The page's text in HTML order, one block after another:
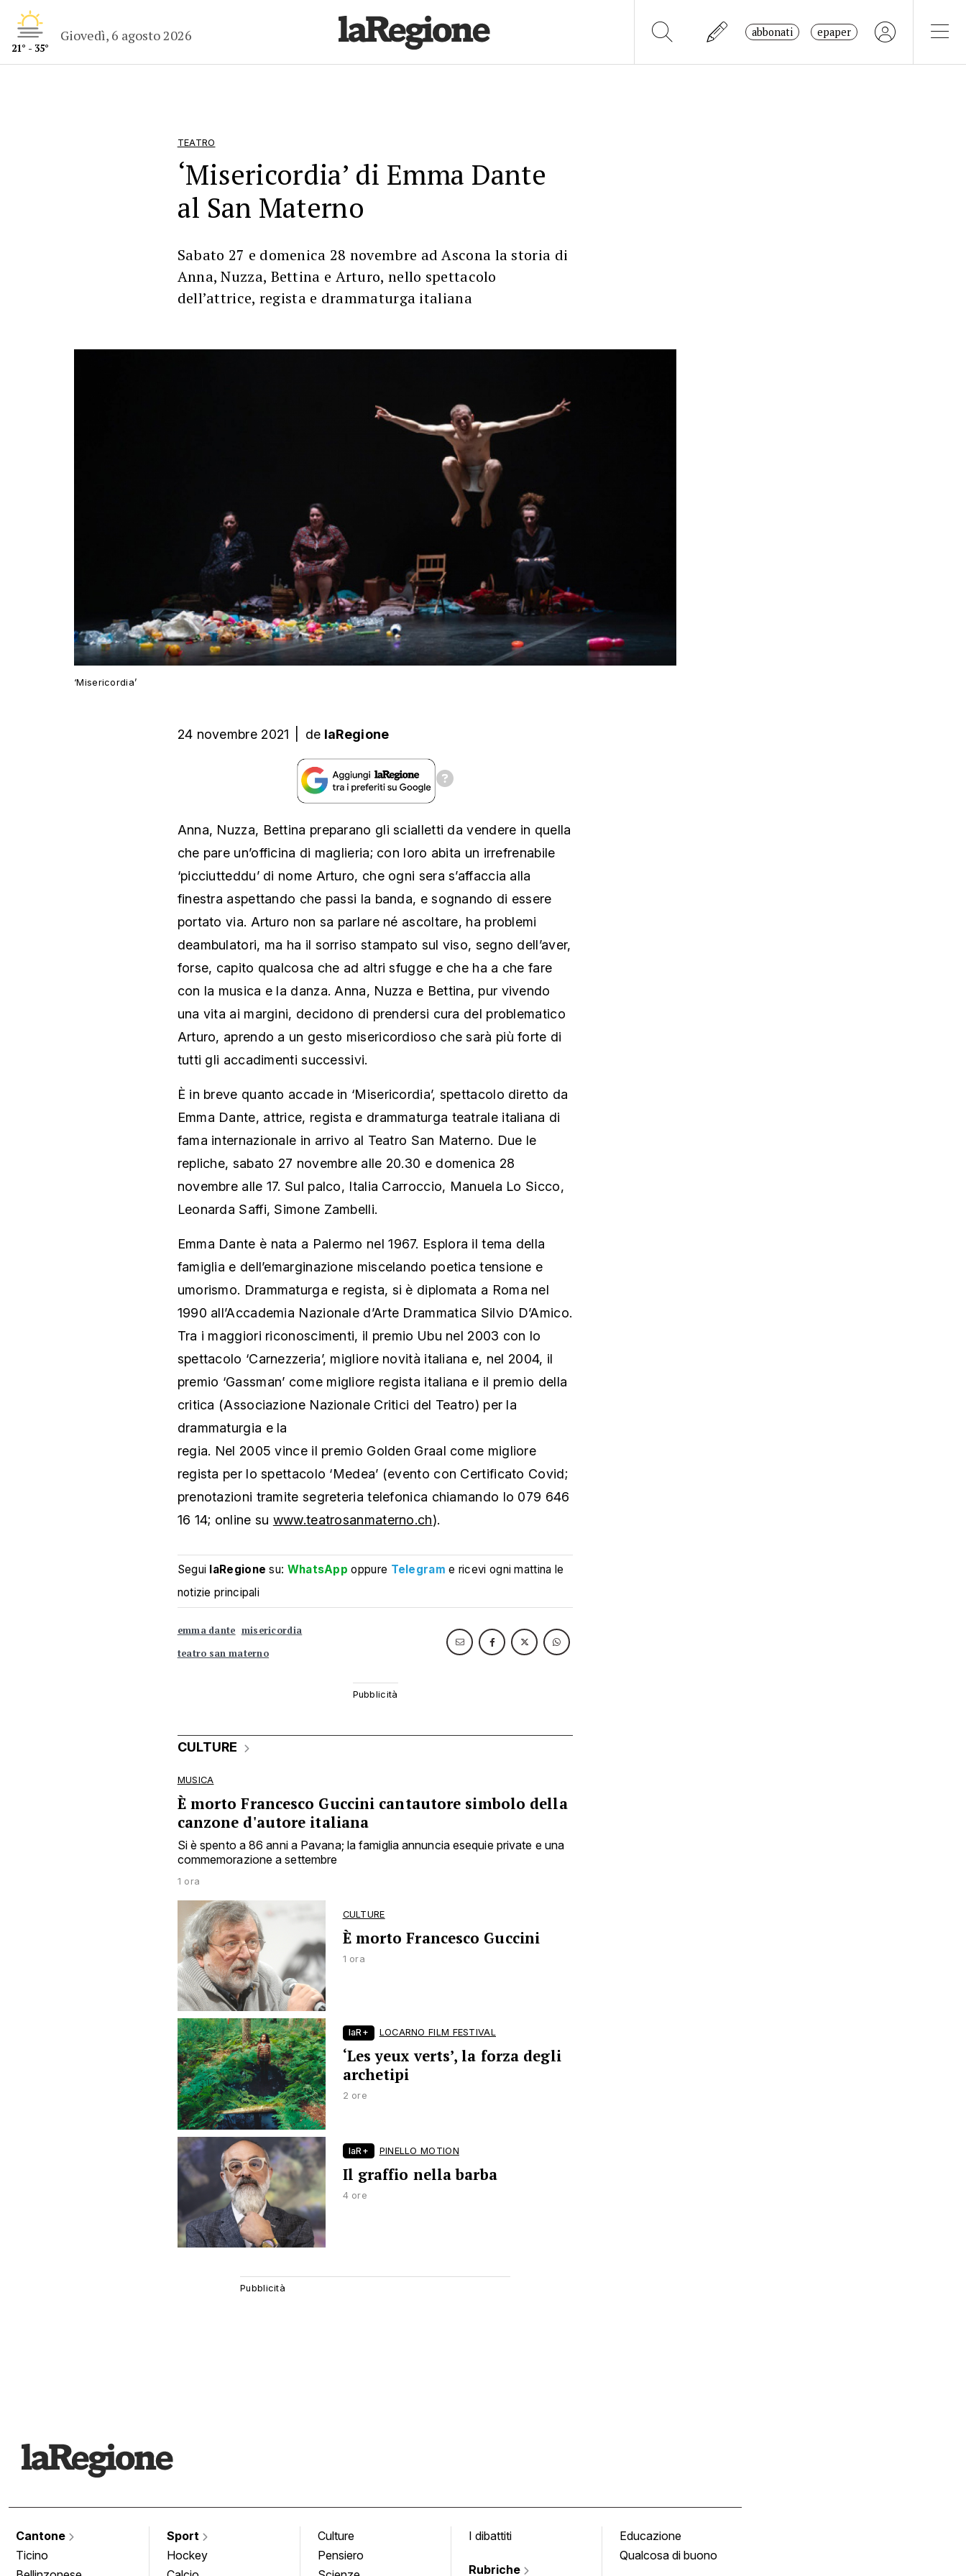
21° - 35°
Giovedì, 6 agosto 2026 abbonati epaper
TEATRO
‘Misericordia’ di Emma Dante
al San Materno
Sabato 27 e domenica 28 novembre ad Ascona la storia di
Anna, Nuzza, Bettina e Arturo, nello spettacolo
dell’attrice, regista e drammaturga italiana
‘Misericordia’
24 novembre 2021 de laRegione
Anna, Nuzza, Bettina preparano gli scialletti da vendere in quella
che pare un’officina di maglieria; con loro abita un irrefrenabile
‘picciutteddu’ di nome Arturo, che ogni sera s’affaccia alla
finestra aspettando che passi la banda, e sognando di essere
portato via. Arturo non sa parlare né ascoltare, ha problemi
deambulatori, ma ha il sorriso stampato sul viso, segno dell’aver,
forse, capito qualcosa che ad altri sfugge e che ha a che fare
con la musica e la danza. Anna, Nuzza e Bettina, pur vivendo
una vita ai margini, decidono di prendersi cura del problematico
Arturo, aprendo a un gesto misericordioso che sarà più forte di
tutti gli accadimenti successivi.
È in breve quanto accade in ‘Misericordia’, spettacolo diretto da
Emma Dante, attrice, regista e drammaturga teatrale italiana di
fama internazionale in arrivo al Teatro San Materno. Due le
repliche, sabato 27 novembre alle 20.30 e domenica 28
novembre alle 17. Sul palco, Italia Carroccio, Manuela Lo Sicco,
Leonarda Saffi, Simone Zambelli.
Emma Dante è nata a Palermo nel 1967. Esplora il tema della
famiglia e dell’emarginazione miscelando poetica tensione e
umorismo. Drammaturga e regista, si è diplomata a Roma nel
1990 all’Accademia Nazionale d’Arte Drammatica Silvio D’Amico.
Tra i maggiori riconoscimenti, il premio Ubu nel 2003 con lo
spettacolo ‘Carnezzeria’, migliore novità italiana e, nel 2004, il
premio ‘Gassman’ come migliore regista italiana e il premio della
critica (Associazione Nazionale Critici del Teatro) per la
drammaturgia e la
regia. Nel 2005 vince il premio Golden Graal come migliore
regista per lo spettacolo ‘Medea’ (evento con Certificato Covid;
prenotazioni tramite segreteria telefonica chiamando lo 079 646
16 14; online su www.teatrosanmaterno.ch).
Segui laRegione su: WhatsApp oppure Telegram e ricevi ogni mattina le
notizie principali
emma dante misericordia
teatro san materno
CULTURE
MUSICA
È morto Francesco Guccini cantautore simbolo della
canzone d'autore italiana
Si è spento a 86 anni a Pavana; la famiglia annuncia esequie private e una
commemorazione a settembre
1 ora
CULTURE
È morto Francesco Guccini
1 ora
laR+ LOCARNO FILM FESTIVAL
‘Les yeux verts’, la forza degli
archetipi
2 ore
laR+ PINELLO MOTION
Il graffio nella barba
4 ore
Cantone
Ticino
Sport
Hockey
Culture
Pensiero
I dibattiti
Rubriche
Educazione
Qualcosa di buono